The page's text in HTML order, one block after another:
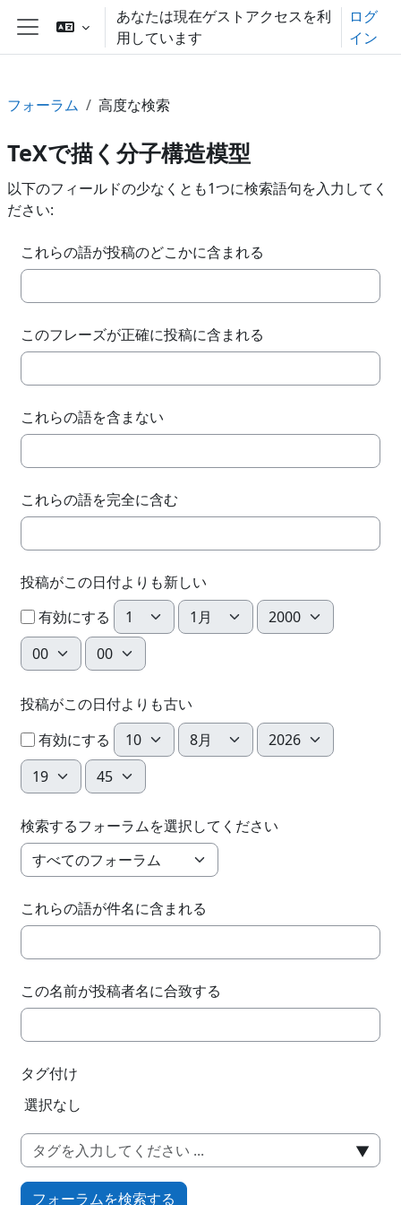
メインコンテンツへスキップする
サイドパネル
あなたは現在ゲストアクセスを利
用しています
ログ
イン
フォーラム 高度な検索
TeXで描く分子構造模型
以下のフィールドの少なくとも1つに検索語句を入力してく
ださい:
これらの語が投稿のどこかに含まれる
このフレーズが正確に投稿に含まれる
これらの語を含まない
これらの語を完全に含む
投稿がこの日付よりも新しい
有効にする 日 月
年
時
分
投稿がこの日付よりも古い
有効にする 日 月
年
時
分
検索するフォーラムを選択してください
これらの語が件名に含まれる
この名前が投稿者名に合致する
タグ付け
選択済みアイテム:
選択なし
▼
フォーラムを検索する